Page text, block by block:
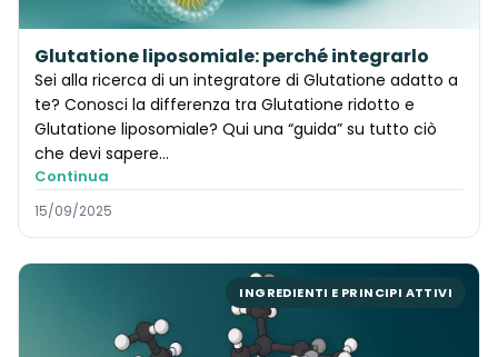
Glutatione liposomiale: perché integrarlo
Sei alla ricerca di un integratore di Glutatione adatto a
te? Conosci la differenza tra Glutatione ridotto e
Glutatione liposomiale? Qui una “guida” su tutto ciò
che devi sapere…
Continua
15/09/2025
INGREDIENTI E PRINCIPI ATTIVI